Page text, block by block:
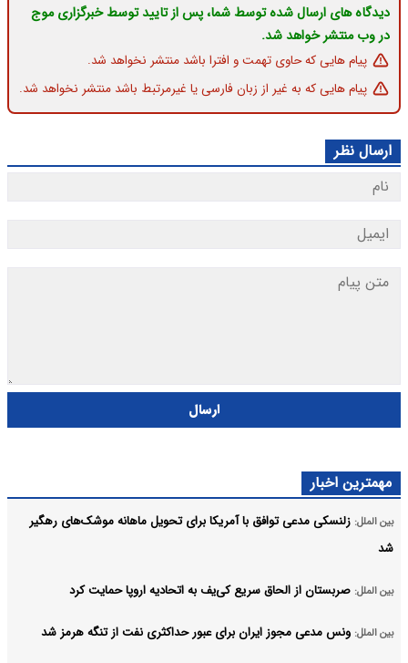
دیدگاه های ارسال شده توسط شما، پس از تایید توسط خبرگزاری موج
در وب منتشر خواهد شد.
پیام هایی که حاوی تهمت و افترا باشد منتشر نخواهد شد.
پیام هایی که به غیر از زبان فارسی یا غیرمرتبط باشد منتشر نخواهد شد.
ارسال نظر
ارسال
مهمترین اخبار
بین الملل: زلنسکی مدعی توافق با آمریکا برای تحویل ماهانه موشک‌های رهگیر
شد
بین الملل: صربستان از الحاق سریع کی‌یف به اتحادیه اروپا حمایت کرد
بین الملل: ونس مدعی مجوز ایران برای عبور حداکثری نفت از تنگه هرمز شد